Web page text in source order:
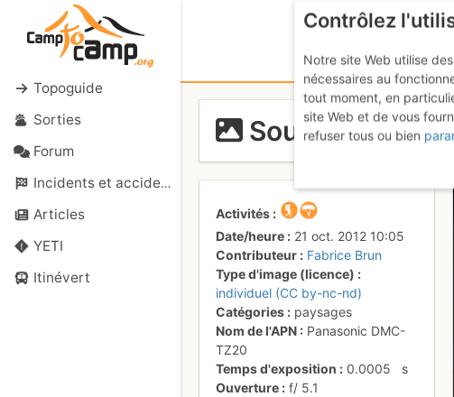
Topoguide
Sorties
Forum
Incidents et accidents
Articles
YETI
Itinévert
Sous Dine
Activités
Date/heure
21 oct. 2012 10:05
Contributeur
Fabrice Brun
Type d'image (licence)
individuel (CC by-nc-nd)
Catégories
paysages
Nom de l'APN
Panasonic DMC-
TZ20
Temps d'exposition
0.0005
s
Ouverture
f/5.1
Contrôlez
Notre site Web utilise
nécessaires au
tout moment, en
site Web et de vous
refuser tous ou bien